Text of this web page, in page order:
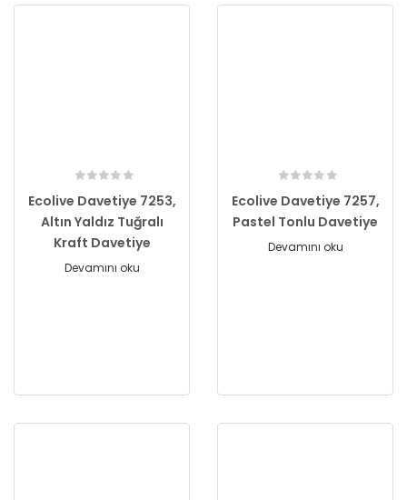
Ecolive Davetiye 7253,
Altın Yaldız Tuğralı
Kraft Davetiye
Devamını oku
Ecolive Davetiye 7257,
Pastel Tonlu Davetiye
Devamını oku